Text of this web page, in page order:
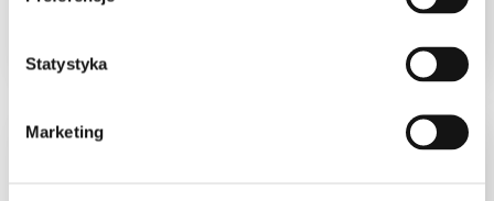
Statystyka
Marketing